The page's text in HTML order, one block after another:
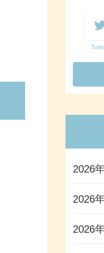
2026
2026
2026